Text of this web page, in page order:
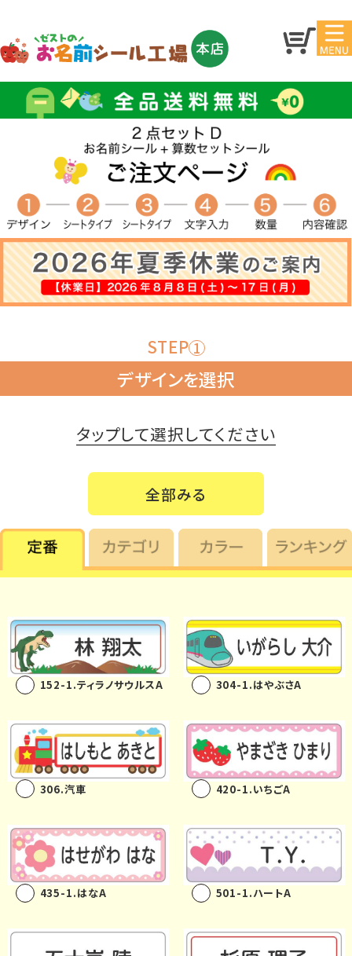
マイペ
お名
ール
お買
い得
セッ
ト
スタ
ンプ
その
他
お支払いにつ
いて
よくある質問
会社概要
お問い合わせ
お客様へのお
知らせ
会員登録
STEP 1
デザインを選択
タップして選択してください
全部みる
152-1.ティラノサウルスA 304-1.はやぶさA
306.汽車 420-1.いちごA
435-1.はなA 501-1.ハートA